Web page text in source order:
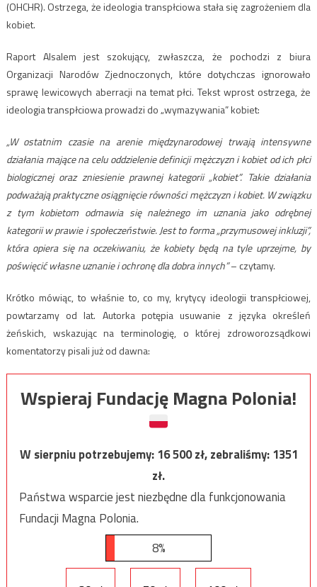
(OHCHR). Ostrzega, że ideologia transpłciowa stała się zagrożeniem dla
kobiet.
Raport Alsalem jest szokujący, zwłaszcza, że pochodzi z biura
Organizacji Narodów Zjednoczonych, które dotychczas ignorowało
sprawę lewicowych aberracji na temat płci. Tekst wprost ostrzega, że
ideologia transpłciowa prowadzi do „wymazywania” kobiet:
„W ostatnim czasie na arenie międzynarodowej trwają intensywne
działania mające na celu oddzielenie definicji mężczyzn i kobiet od ich płci
biologicznej oraz zniesienie prawnej kategorii „kobiet”. Takie działania
podważają praktyczne osiągnięcie równości mężczyzn i kobiet. W związku
z tym kobietom odmawia się należnego im uznania jako odrębnej
kategorii w prawie i społeczeństwie. Jest to forma „przymusowej inkluzji”,
która opiera się na oczekiwaniu, że kobiety będą na tyle uprzejme, by
poświęcić własne uznanie i ochronę dla dobra innych”– czytamy.
Krótko mówiąc, to właśnie to, co my, krytycy ideologii transpłciowej,
powtarzamy od lat. Autorka potępia usuwanie z języka określeń
żeńskich, wskazując na terminologię, o której zdroworozsądkowi
komentatorzy pisali już od dawna:
Wspieraj Fundację Magna Polonia!
W sierpniu potrzebujemy:16 500zł, zebraliśmy:1351
zł.
Państwa wsparcie jest niezbędne dla funkcjonowania
Fundacji Magna Polonia.
8%